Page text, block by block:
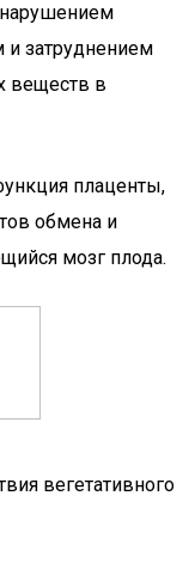
нарушением
затруднением
веществ в
плаценты,
обмена и
мозг плода.
вегетативного